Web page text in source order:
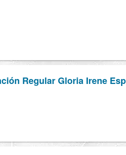
Regular Gloria Irene